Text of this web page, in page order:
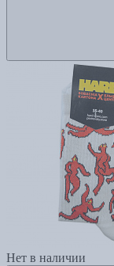
Нет в наличии